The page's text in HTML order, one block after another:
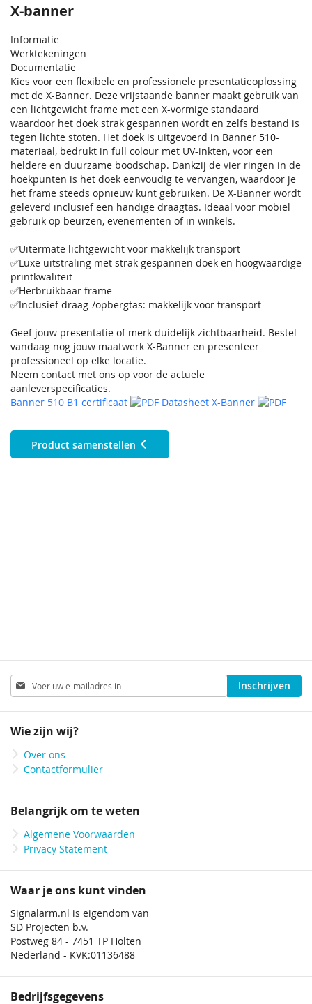
X-banner
Informatie
Werktekeningen
Documentatie
Kies voor een flexibele en professionele presentatieoplossing
met de X-Banner. Deze vrijstaande banner maakt gebruik van
een lichtgewicht frame met een X-vormige standaard
waardoor het doek strak gespannen wordt en zelfs bestand is
tegen lichte stoten. Het doek is uitgevoerd in Banner 510-
materiaal, bedrukt in full colour met UV-inkten, voor een
heldere en duurzame boodschap. Dankzij de vier ringen in de
hoekpunten is het doek eenvoudig te vervangen, waardoor je
het frame steeds opnieuw kunt gebruiken. De X-Banner wordt
geleverd inclusief een handige draagtas. Ideaal voor mobiel
gebruik op beurzen, evenementen of in winkels.
✅Uitermate lichtgewicht voor makkelijk transport
✅Luxe uitstraling met strak gespannen doek en hoogwaardige
printkwaliteit
✅Herbruikbaar frame
✅Inclusief draag-/opbergtas: makkelijk voor transport
Geef jouw presentatie of merk duidelijk zichtbaarheid. Bestel
vandaag nog jouw maatwerk X-Banner en presenteer
professioneel op elke locatie.
Neem contact met ons op voor de actuele
aanleverspecificaties.
Banner 510 B1 certificaat
Datasheet X-Banner
Product samenstellen
Abonneer
u
op
nieuwsbrief
Inschrijven
Wie zijn wij?
Over ons
Contactformulier
Belangrijk om te weten
Algemene Voorwaarden
Privacy Statement
Waar je ons kunt vinden
Signalarm.nl is eigendom van
SD Projecten b.v.
Postweg 84 - 7451 TP Holten
Nederland - KVK:01136488
Bedrijfsgegevens